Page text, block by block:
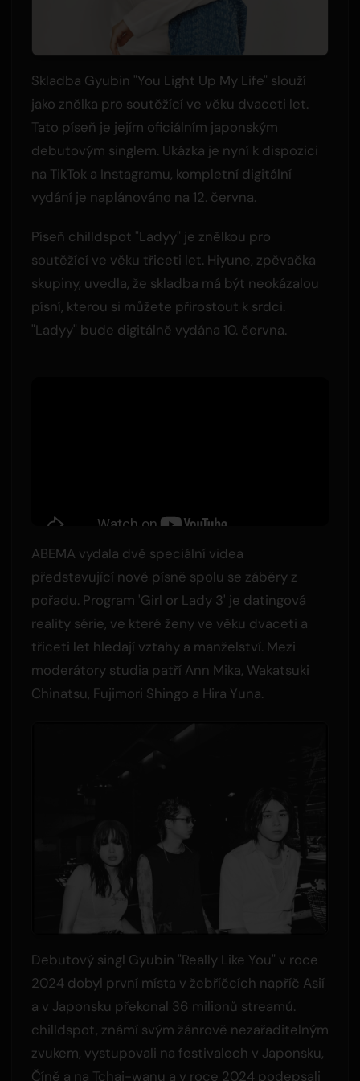
Skladba Gyubin "You Light Up My Life" slouží
jako znělka pro soutěžící ve věku dvaceti let.
Tato píseň je jejím oficiálním japonským
debutovým singlem. Ukázka je nyní k dispozici
na TikTok a Instagramu, kompletní digitální
vydání je naplánováno na 12. června.
Píseň chilldspot "Ladyy" je znělkou pro
soutěžící ve věku třiceti let. Hiyune, zpěvačka
skupiny, uvedla, že skladba má být neokázalou
písní, kterou si můžete přirostout k srdci.
"Ladyy" bude digitálně vydána 10. června.
ABEMA vydala dvě speciální videa
představující nové písně spolu se záběry z
pořadu. Program 'Girl or Lady 3' je datingová
reality série, ve které ženy ve věku dvaceti a
třiceti let hledají vztahy a manželství. Mezi
moderátory studia patří Ann Mika, Wakatsuki
Chinatsu, Fujimori Shingo a Hira Yuna.
Debutový singl Gyubin "Really Like You" v roce
2024 dobyl první místa v žebříčcích napříč Asií
a v Japonsku překonal 36 milionů streamů.
chilldspot, známí svým žánrově nezařaditelným
zvukem, vystupovali na festivalech v Japonsku,
Číně a na Tchaj-wanu a v roce 2024 podepsali